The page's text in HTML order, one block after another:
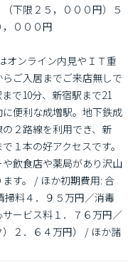
下限２５，０００円）５
０００円
オンライン内見やＩＴ重
ご入居までご来店無しで
で10分、新宿駅まで21
便利な成増駅。地下鉄成
２路線を利用でき、新
１本の好アクセスです。
飲食店や薬局があり沢山
す。 / ほか初期費用: 合
掃料４．９５万円／消毒
ービス料１．７６万円／
２．６４万円） / ほか諸